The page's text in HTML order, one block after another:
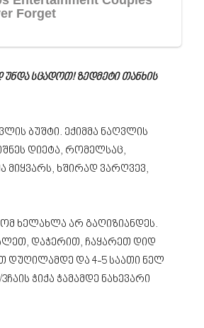
უნდა სცადოთ! ზედმეტი თანხის
ბუშტი. ექიმმა ნაღვლის
დიეტა, რომელსაც,
მიყვარს, ხშირად ვარღვევ,
ხელახლა არ გაღიზიანდეს.
დაჭერით, ჩაყარეთ დიდ
დუღილამდე და 4-5 საათი ნელ
ჭიქა ჭამამდე ნახევარი